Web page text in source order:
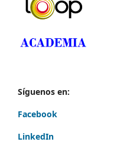
Síguenos en:
Facebook
LinkedIn